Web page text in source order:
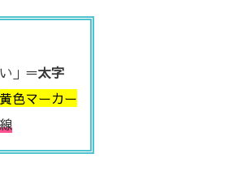
」＝太字
黄色マーカー